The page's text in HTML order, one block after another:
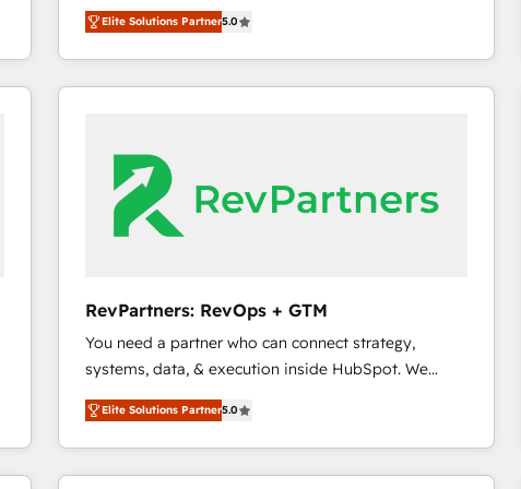
HubSpot大百科 出版 CRM・AI活用に関するご相談、現
growth. As a triple-accredited HubSpot Solutions
Partner, we specialize in both strategic RevOps
planning and hands-on technical execution - building
the operational foundation companies need to
Franchises - Professional Services - And more! How
we help: ✔️ Full HubSpot implementations and portal
optimization ✔️ Data migrations, CRM architecture,
and reporting foundations ✔️ Custom integrations
based engagements and ongoing RevOps
partnerships, we guide organizations through the
revenue maturity model - delivering the right
improvements at the right time so operations
evolve strategically and sustainably as the business
grows.
Elite Solutions Partner5.0
RevPartners: RevOps + GTM
You need a partner who can connect strategy,
systems, data, & execution inside HubSpot. We
bridge the gap where most agencies fall short by
combining GTM strategy with technical execution to
solve the right problem with the right solution. As the
only firm in the world to hold Elite Partner
Elite Solutions Partner5.0